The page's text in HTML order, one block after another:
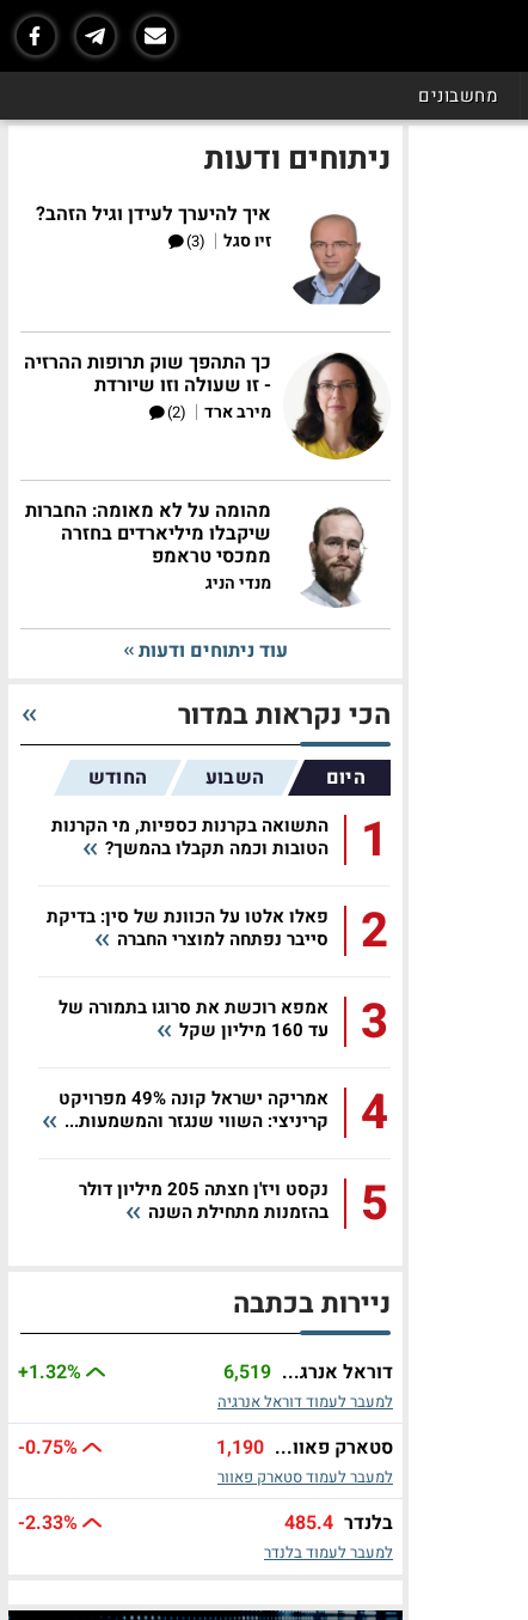
מחשבונים
ניתוחים ודעות
איך להיערך לעידן וגיל הזהב?
זיו סגל |
(3)
כך התהפך שוק תרופות ההרזיה
- זו שעולה וזו שיורדת
מירב ארד |
(2)
מהומה על לא מאומה: החברות
שיקבלו מיליארדים בחזרה
ממכסי טראמפ
מנדי הניג
עוד ניתוחים ודעות
הכי נקראות במדור
היום השבוע החודש
1
התשואה בקרנות כספיות, מי הקרנות
הטובות וכמה תקבלו בהמשך?
2
פאלו אלטו על הכוונת של סין: בדיקת
סייבר נפתחה למוצרי החברה
3
אמפא רוכשת את סרוגו בתמורה של
עד 160 מיליון שקל
4
אמריקה ישראל קונה 49% מפרויקט
קריניצי: השווי שנגזר והמשמעות...
5
נקסט ויז'ן חצתה 205 מיליון דולר
בהזמנות מתחילת השנה
ניירות בכתבה
דוראל אנרג... 6,519
+1.32%
למעבר לעמוד דוראל אנרגיה
סטארק פאוו... 1,190
-0.75%
למעבר לעמוד סטארק פאוור
בלנדר 485.4
-2.33%
למעבר לעמוד בלנדר